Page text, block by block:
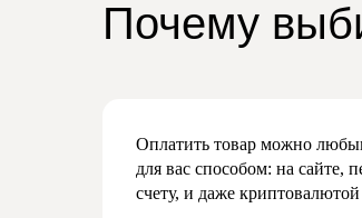
Почему
Оплатить товар можно
для вас способом: на сайте,
счету, и даже криптовалютой